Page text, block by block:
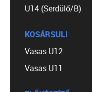
U14 (Serdülő/B)
KOSÁRSULI
Vasas U12
Vasas U11